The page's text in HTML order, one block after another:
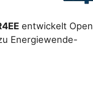
entwickelt
Energiewende-